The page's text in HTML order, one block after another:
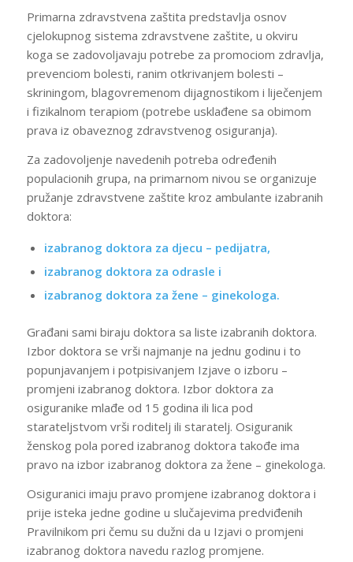
Primarna zdravstvena zaštita predstavlja osnov
cjelokupnog sistema zdravstvene zaštite, u okviru
koga se zadovoljavaju potrebe za promociom zdravlja,
prevenciom bolesti, ranim otkrivanjem bolesti –
skriningom, blagovremenom dijagnostikom i liječenjem
i fizikalnom terapiom (potrebe usklađene sa obimom
prava iz obaveznog zdravstvenog osiguranja).
Za zadovoljenje navedenih potreba određenih
populacionih grupa, na primarnom nivou se organizuje
pružanje zdravstvene zaštite kroz ambulante izabranih
doktora:
izabranog doktora za djecu – pedijatra,
izabranog doktora za odrasle i
izabranog doktora za žene – ginekologa.
Građani sami biraju doktora sa liste izabranih doktora.
Izbor doktora se vrši najmanje na jednu godinu i to
popunjavanjem i potpisivanjem Izjave o izboru –
promjeni izabranog doktora. Izbor doktora za
osiguranike mlađe od 15 godina ili lica pod
starateljstvom vrši roditelj ili staratelj. Osiguranik
ženskog pola pored izabranog doktora takođe ima
pravo na izbor izabranog doktora za žene – ginekologa.
Osiguranici imaju pravo promjene izabranog doktora i
prije isteka jedne godine u slučajevima predviđenih
Pravilnikom pri čemu su dužni da u Izjavi o promjeni
izabranog doktora navedu razlog promjene.